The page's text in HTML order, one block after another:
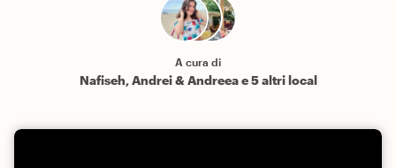
A cura di
Nafiseh, Andrei & Andreea e 5 altri local